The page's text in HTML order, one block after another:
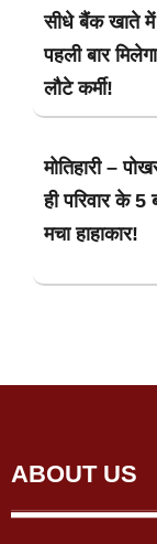
सीधे बैंक खाते
पहली बार
लौटे कर्मी!
मोतिहारी –
ही परिवार के 5
मचा हाहाकार!
ABOUT US